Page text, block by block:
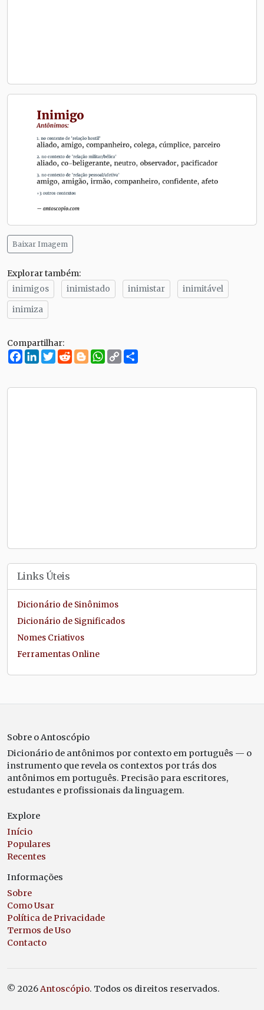
Baixar Imagem
Explorar também:
inimigos
inimistado inimistar
inimitável
inimiza
Compartilhar:
Facebook
LinkedIn
Twitter
RedditBloggerWhatsApp
Copy
Link
Links Úteis
Dicionário de Sinônimos
Dicionário de Significados
Nomes Criativos
Ferramentas Online
Sobre o Antoscópio
Dicionário de antônimos por contexto em português — o
instrumento que revela os contextos por trás dos
antônimos em português. Precisão para escritores,
estudantes e profissionais da linguagem.
Explore
Início
Populares
Recentes
Informações
Sobre
Como Usar
Política de Privacidade
Termos de Uso
Contacto
© 2026Antoscópio. Todos os direitos reservados.